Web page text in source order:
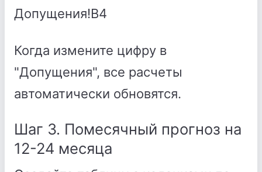
Допущения!B4
Когда измените цифру в
"Допущения", все расчеты
автоматически обновятся.
Шаг 3. Помесячный прогноз на
12-24 месяца